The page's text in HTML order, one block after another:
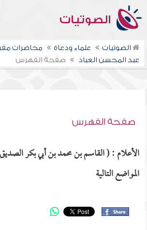
الصوتيات
الصوتيات علماء ودعاة
محاضرات
عبد المحسن العباد
صفحة الفهرس
صفحة الفهرس
الأعلام : ( القاسم بن محمد بن أبي بكر
المواضع التالية